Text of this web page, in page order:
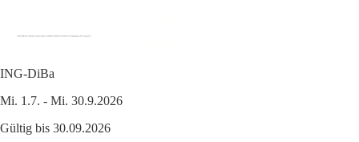
ING-DiBa
Mi. 1.7. - Mi. 30.9.2026
Gültig bis 30.09.2026